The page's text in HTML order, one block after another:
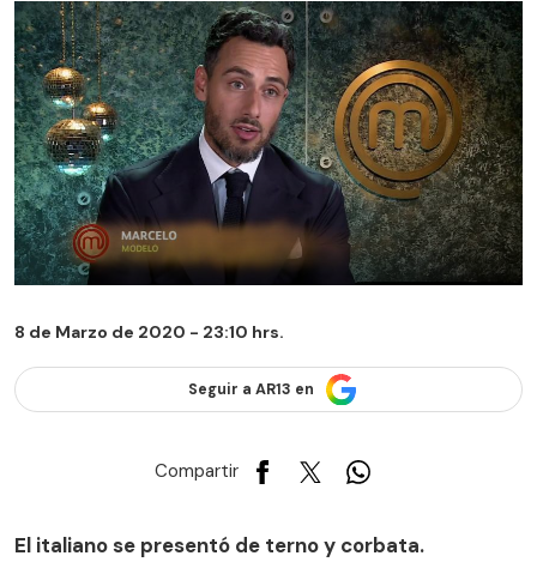
8 de Marzo de 2020 - 23:10 hrs.
Seguir a AR13 en
Compartir
El italiano se presentó de terno y corbata.